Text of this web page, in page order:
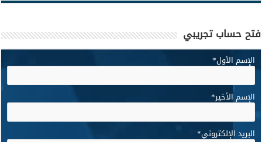
فتح حساب تجريبي
الإسم الأول*
الإسم الأخير*
البريد الإلكتروني*